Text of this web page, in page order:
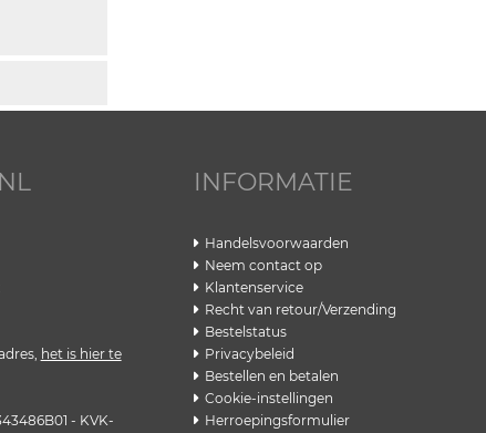
het is hier te
- KVK-
INFORMATIE
Handelsvoorwaarden
Neem contact op
Klantenservice
Recht van retour/Verzending
Bestelstatus
Privacybeleid
Bestellen en betalen
Cookie-instellingen
Herroepingsformulier